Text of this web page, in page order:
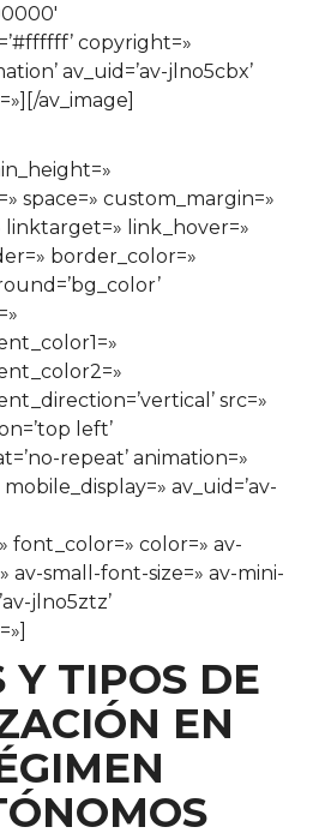
copyright=»
av_uid=’av-jlno5cbx’
av_image]
space=» custom_margin=»
linktarget=» link_hover=»
border_color=»
src=»
left’
repeat’ animation=»
av_uid=’av-
font_color=» color=» av-
av-small-font-size=» av-mini-
jlno5ztz’
Y TIPOS DE
EN